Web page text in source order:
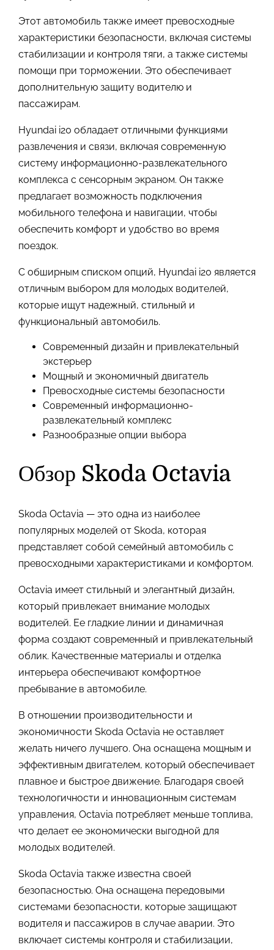
Этот автомобиль также имеет превосходные
характеристики безопасности, включая системы
стабилизации и контроля тяги, а также системы
помощи при торможении. Это обеспечивает
дополнительную защиту водителю и
пассажирам.
Hyundai i20 обладает отличными функциями
развлечения и связи, включая современную
систему информационно-развлекательного
комплекса с сенсорным экраном. Он также
предлагает возможность подключения
мобильного телефона и навигации, чтобы
обеспечить комфорт и удобство во время
поездок.
С обширным списком опций, Hyundai i20 является
отличным выбором для молодых водителей,
которые ищут надежный, стильный и
функциональный автомобиль.
Современный дизайн и привлекательный
экстерьер
Мощный и экономичный двигатель
Превосходные системы безопасности
Современный информационно-
развлекательный комплекс
Разнообразные опции выбора
Обзор Skoda Octavia
Skoda Octavia — это одна из наиболее
популярных моделей от Skoda, которая
представляет собой семейный автомобиль с
превосходными характеристиками и комфортом.
Octavia имеет стильный и элегантный дизайн,
который привлекает внимание молодых
водителей. Ее гладкие линии и динамичная
форма создают современный и привлекательный
облик. Качественные материалы и отделка
интерьера обеспечивают комфортное
пребывание в автомобиле.
В отношении производительности и
экономичности Skoda Octavia не оставляет
желать ничего лучшего. Она оснащена мощным и
эффективным двигателем, который обеспечивает
плавное и быстрое движение. Благодаря своей
технологичности и инновационным системам
управления, Octavia потребляет меньше топлива,
что делает ее экономически выгодной для
молодых водителей.
Skoda Octavia также известна своей
безопасностью. Она оснащена передовыми
системами безопасности, которые защищают
водителя и пассажиров в случае аварии. Это
включает системы контроля и стабилизации,